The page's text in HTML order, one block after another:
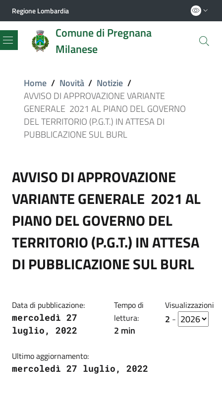
Regione Lombardia
Comune di Pregnana
Milanese
Menu
Home / Novità / Notizie /
AVVISO DI APPROVAZIONE VARIANTE
GENERALE 2021 AL PIANO DEL GOVERNO
DEL TERRITORIO (P.G.T.) IN ATTESA DI
PUBBLICAZIONE SUL BURL
AVVISO DI APPROVAZIONE
VARIANTE GENERALE 2021 AL
PIANO DEL GOVERNO DEL
TERRITORIO (P.G.T.) IN ATTESA
DI PUBBLICAZIONE SUL BURL
Data di pubblicazione:
mercoledì 27
luglio, 2022
Tempo di
lettura:
2 min
Visualizzazioni
2 -
Ultimo aggiornamento:
mercoledì 27 luglio, 2022